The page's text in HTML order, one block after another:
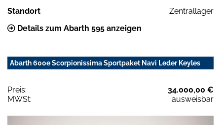
Standort
Zentrallager
Details zum Abarth 595 anzeigen
Abarth 600e Scorpionissima Sportpaket Navi Leder Keyles
Preis:
34.000,00 €
MWSt:
ausweisbar